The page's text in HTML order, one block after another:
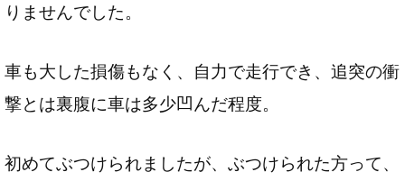
りませんでした。
車も大した損傷もなく、自力で走行でき、追突の衝
撃とは裏腹に車は多少凹んだ程度。
初めてぶつけられましたが、ぶつけられた方って、